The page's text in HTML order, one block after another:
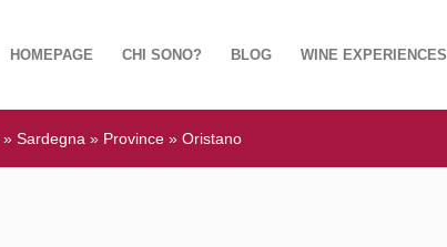
HOMEPAGE CHI SONO? BLOG WINE EXPERIENCES
» Sardegna » Province » Oristano